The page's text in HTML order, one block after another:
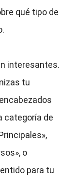
qué tipo de
interesantes.
tu
categoría de
o
para tu